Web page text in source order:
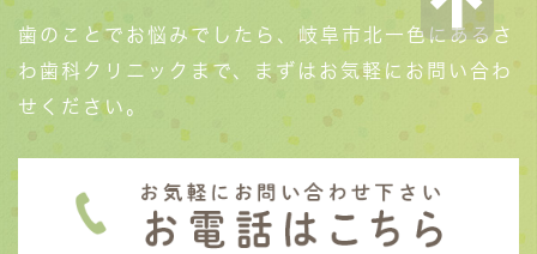
歯のことでお悩みでしたら、岐阜市北一色にあるさ
わ歯科クリニックまで、まずはお気軽にお問い合わ
せください。